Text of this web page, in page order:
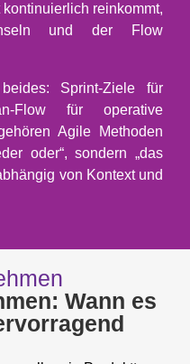
reinkommt,
und der Flow
Sprint-Ziele für
Flow für operative
Agile Methoden
oder“, sondern „das
von Kontext und
Wann es